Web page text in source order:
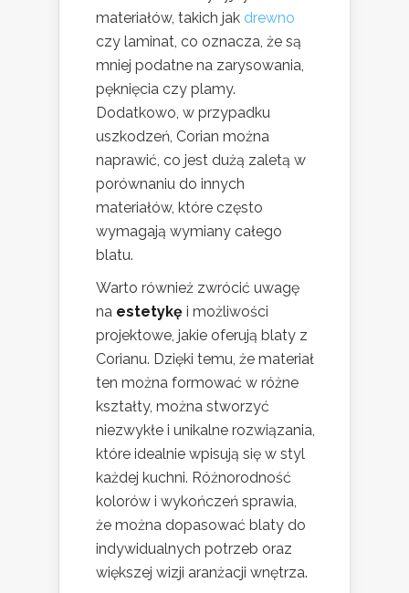
materiałów, takich jak drewno
czy laminat, co oznacza, że są
mniej podatne na zarysowania,
pęknięcia czy plamy.
Dodatkowo, w przypadku
uszkodzeń, Corian można
naprawić, co jest dużą zaletą w
porównaniu do innych
materiałów, które często
wymagają wymiany całego
blatu.
Warto również zwrócić uwagę
na estetykę i możliwości
projektowe, jakie oferują blaty z
Corianu. Dzięki temu, że materiał
ten można formować w różne
kształty, można stworzyć
niezwykłe i unikalne rozwiązania,
które idealnie wpisują się w styl
każdej kuchni. Różnorodność
kolorów i wykończeń sprawia,
że można dopasować blaty do
indywidualnych potrzeb oraz
większej wizji aranżacji wnętrza.